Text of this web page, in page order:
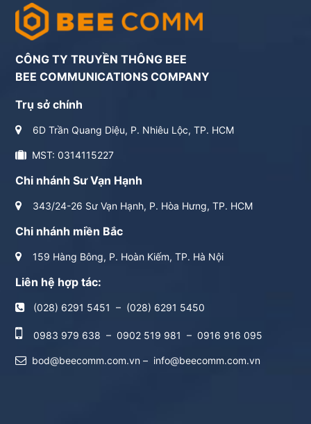
CÔNG TY TRUYỀN THÔNG BEE
BEE COMMUNICATIONS COMPANY
Trụ sở chính
6D Trần Quang Diệu, P. Nhiêu Lộc, TP. HCM
MST: 0314115227
Chi nhánh Sư Vạn Hạnh
343/24-26 Sư Vạn Hạnh, P. Hòa Hưng, TP. HCM
Chi nhánh miền Bắc
159 Hàng Bông, P. Hoàn Kiếm, TP. Hà Nội
Liên hệ hợp tác:
(028) 6291 5451 – (028) 6291 5450
0983 979 638 – 0902 519 981 – 0916 916 095
bod@beecomm.com.vn – info@beecomm.com.vn